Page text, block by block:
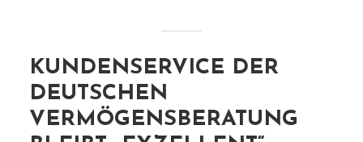
KUNDENSERVICE DER
DEUTSCHEN
VERMÖGENSBERATUNG